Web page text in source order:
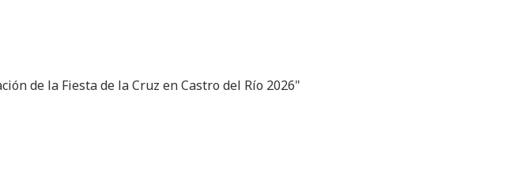
de la Fiesta de la Cruz en Castro del Río 2026"